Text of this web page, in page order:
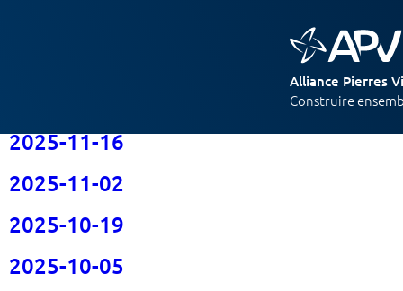
Alliance Pierres
Construire
2025-11-16
2025-11-02
2025-10-19
2025-10-05